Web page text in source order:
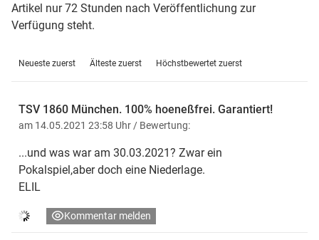
Artikel nur 72 Stunden nach Veröffentlichung zur
Verfügung steht.
Neueste zuerst Älteste zuerst Höchstbewertet zuerst
TSV 1860 München. 100% hoeneßfrei. Garantiert!
am 14.05.2021 23:58 Uhr / Bewertung:
...und was war am 30.03.2021? Zwar ein
Pokalspiel,aber doch eine Niederlage.
ELIL
Kommentar melden